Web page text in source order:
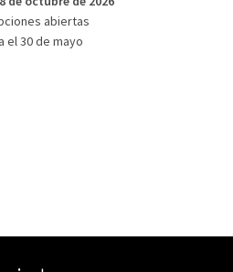
abiertas
el 30 de mayo